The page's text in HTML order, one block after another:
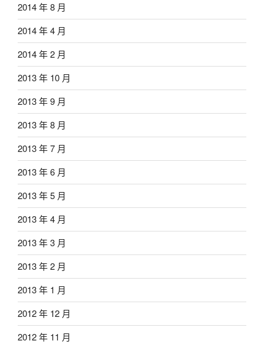
2014 年 8 月
2014 年 4 月
2014 年 2 月
2013 年 10 月
2013 年 9 月
2013 年 8 月
2013 年 7 月
2013 年 6 月
2013 年 5 月
2013 年 4 月
2013 年 3 月
2013 年 2 月
2013 年 1 月
2012 年 12 月
2012 年 11 月